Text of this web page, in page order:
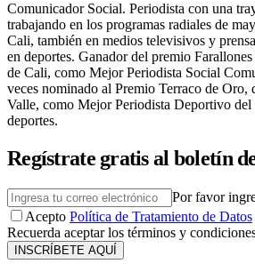
Comunicador Social. Periodista con una
trabajando en los programas radiales de
Cali, también en medios televisivos y
en deportes. Ganador del premio
de Cali, como Mejor Periodista Social
veces nominado al Premio Terraco de Oro,
Valle, como Mejor Periodista Deportivo del
deportes.
Regístrate gratis al boletín
Por favor
Acepto Política de Tratamiento de Datos
Recuerda aceptar los términos y
INSCRÍBETE AQUÍ